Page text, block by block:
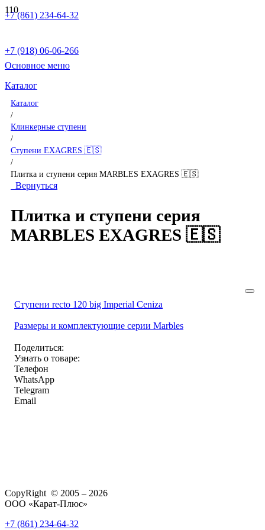
+7 (861) 234-64-32
+7 (918) 06-06-266
Основное меню
Каталог
Каталог
/
Клинкерные ступени
/
Ступени EXAGRES 🇪🇸
/
Плитка и ступени серия MARBLES EXAGRES 🇪🇸
Вернуться
Плитка и ступени серия
MARBLES EXAGRES 🇪🇸
Ступени recto 120 big Imperial Ceniza
Размеры и комплектующие серии Marbles
Поделиться:
Узнать о товаре:
Телефон
WhatsApp
Telegram
Email
CopyRight © 2005 – 2026
ООО «Карат-Плюс»
+7 (861) 234-64-32